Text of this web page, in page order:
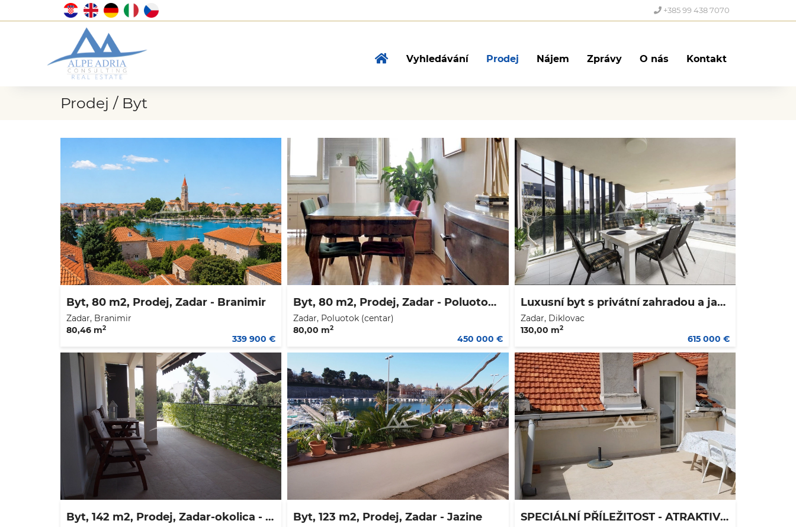
+385 99 438 7070
Vyhledávání Prodej Nájem Zprávy O nás Kontakt
Prodej / Byt
Byt, 80 m2, Prodej, Zadar - Branimir
Zadar, Branimir
80,46 m2
339 900 €
Byt, 80 m2, Prodej, Zadar - Poluotok (centar)
Zadar, Poluotok (centar)
80,00 m2
450 000 €
Luxusní byt s privátní zahradou a jacuzzi – Diklovac, Zadar
Zadar, Diklovac
130,00 m2
615 000 €
Byt, 142 m2, Prodej, Zadar-okolica - Petrčane Byt, 123 m2, Prodej, Zadar - Jazine SPECIÁLNÍ PŘÍLEŽITOST - ATRAKTIVNÍ BYT V ELITNÍ LOKALITĚ - 117,13 M2 - CENA 463 500 €